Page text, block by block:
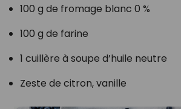
100 g de fromage blanc 0 %
100 g de farine
1 cuillère à soupe d’huile neutre
Zeste de citron, vanille